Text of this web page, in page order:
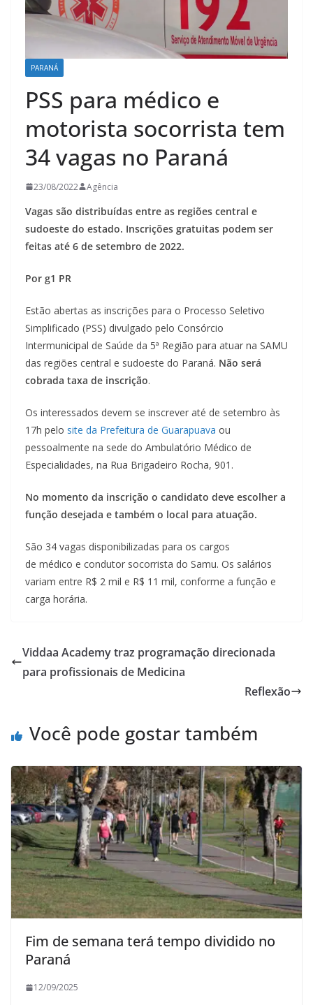
PARANÁ
PSS para médico e
motorista socorrista tem
34 vagas no Paraná
23/08/2022 Agência
Vagas são distribuídas entre as regiões central e
sudoeste do estado. Inscrições gratuitas podem ser
feitas até 6 de setembro de 2022.
Por g1 PR
Estão abertas as inscrições para o Processo Seletivo
Simplificado (PSS) divulgado pelo Consórcio
Intermunicipal de Saúde da 5ª Região para atuar na SAMU
das regiões central e sudoeste do Paraná. Não será
cobrada taxa de inscrição.
Os interessados devem se inscrever até de setembro às
17h pelo site da Prefeitura de Guarapuava ou
pessoalmente na sede do Ambulatório Médico de
Especialidades, na Rua Brigadeiro Rocha, 901.
No momento da inscrição o candidato deve escolher a
função desejada e também o local para atuação.
São 34 vagas disponibilizadas para os cargos
de médico e condutor socorrista do Samu. Os salários
variam entre R$ 2 mil e R$ 11 mil, conforme a função e
carga horária.
Viddaa Academy traz programação direcionada
para profissionais de Medicina
Reflexão
Você pode gostar também
Fim de semana terá tempo dividido no
Paraná
12/09/2025